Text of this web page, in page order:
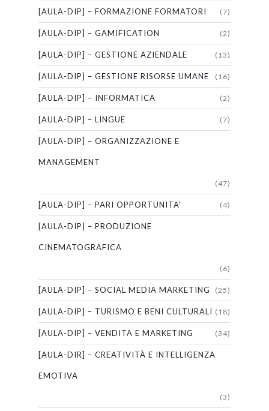
[AULA-DIP] – FORMAZIONE FORMATORI (7)
[AULA-DIP] – GAMIFICATION (2)
[AULA-DIP] – GESTIONE AZIENDALE (13)
[AULA-DIP] – GESTIONE RISORSE UMANE (16)
[AULA-DIP] – INFORMATICA (2)
[AULA-DIP] – LINGUE (7)
[AULA-DIP] – ORGANIZZAZIONE E
MANAGEMENT
(47)
[AULA-DIP] – PARI OPPORTUNITA' (4)
[AULA-DIP] – PRODUZIONE
CINEMATOGRAFICA
(6)
[AULA-DIP] – SOCIAL MEDIA MARKETING (25)
[AULA-DIP] – TURISMO E BENI CULTURALI (18)
[AULA-DIP] – VENDITA E MARKETING (34)
[AULA-DIR] – CREATIVITÀ E INTELLIGENZA
EMOTIVA
(3)